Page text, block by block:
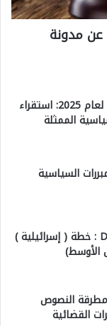
عن مدونة
خارطة الانتخابات البرلمانية لعام 2025: استقراء
الممثلة
السياسية
ممر داوود David’s Corrido : خطة ( إسرائيلية )
الأوسط)
مطرقة النصوص
القضائية